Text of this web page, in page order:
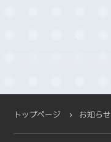
2025-06 (2)
2025-05 (1)
2025-04 (11)
トップページ お知らせ